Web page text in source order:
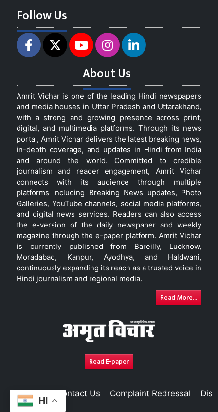
HI
Follow Us
About Us
Amrit Vichar is one of the leading Hindi newspapers
and media houses in Uttar Pradesh and Uttarakhand,
with a strong and growing presence across print,
digital, and multimedia platforms. Through its news
portal, Amrit Vichar delivers the latest breaking news,
in-depth coverage, and updates in Hindi from India
and around the world. Committed to credible
journalism and reader engagement, Amrit Vichar
connects with its audience through multiple
platforms including Breaking News updates, Photo
Galleries, YouTube channels, social media platforms,
and digital news services. Readers can also access
the e-version of the daily newspaper and weekly
magazine through the e-paper platform. Amrit Vichar
is currently published from Bareilly, Lucknow,
Moradabad, Kanpur, Ayodhya, and Haldwani,
continuously expanding its reach as a trusted voice in
Hindi journalism and regional media.
Read More...
Read E-paper
About Us Contact Us Complaint Redressal